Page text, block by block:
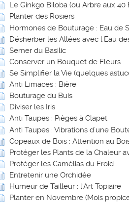
Le Ginkgo Biloba (ou Arbre aux 40
Planter des Rosiers
Hormones de Bouturage : Eau de
Désherber les Allées avec l'Eau
Semer du Basilic
Conserver un Bouquet de Fleurs
Se Simplifier la Vie (quelques
Anti Limaces : Bière
Bouturage du Buis
Diviser les Iris
Anti Taupes : Pièges à Clapet
Anti Taupes : Vibrations d'une
Copeaux de Bois : Attention au
Protéger les Plants de la Chaleur
Protéger les Camélias du Froid
Entretenir une Orchidée
Humeur de Tailleur : l'Art Topiaire
Planter en Novembre (Mois